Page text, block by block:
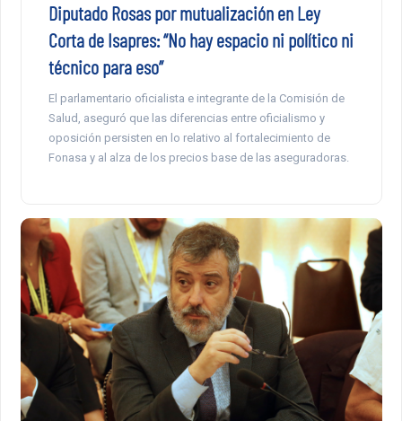
Diputado Rosas por mutualización en Ley
Corta de Isapres: “No hay espacio ni político ni
técnico para eso”
El parlamentario oficialista e integrante de la Comisión de
Salud, aseguró que las diferencias entre oficialismo y
oposición persisten en lo relativo al fortalecimiento de
Fonasa y al alza de los precios base de las aseguradoras.